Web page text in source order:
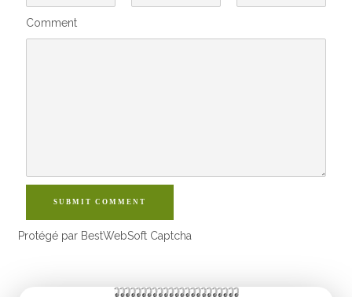
Comment
SUBMIT COMMENT
Protégé par BestWebSoft Captcha